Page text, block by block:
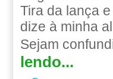
Tira da lança
dize à minha
Sejam
lendo...